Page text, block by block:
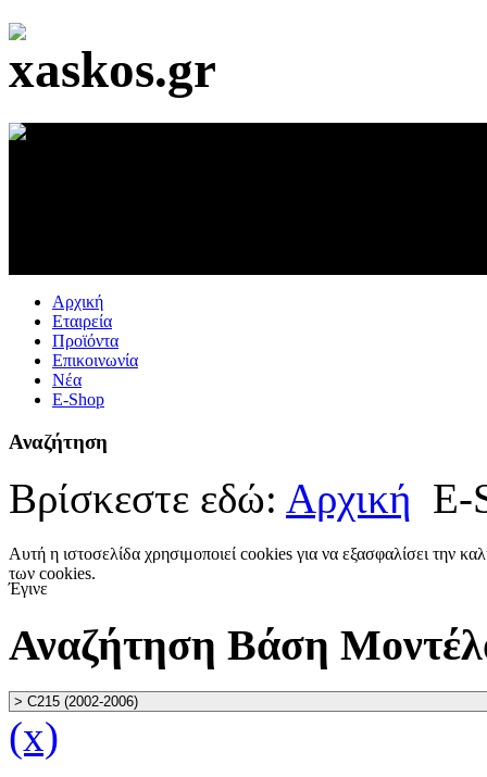
Αρχική
Εταιρεία
Προϊόντα
Επικοινωνία
Νέα
E-Shop
Αναζήτηση
Βρίσκεστε εδώ: Αρχική E-
Αυτή η ιστοσελίδα χρησιμοποιεί cookies για να εξασφαλίσει την
των cookies.
Έγινε
Αναζήτηση Βάση
(x)